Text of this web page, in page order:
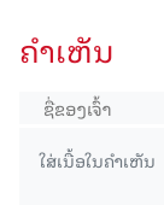
ຄໍາເຫັນ